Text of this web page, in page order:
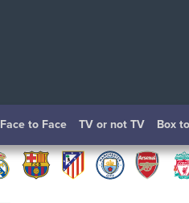
Face to Face TV or not TV Box